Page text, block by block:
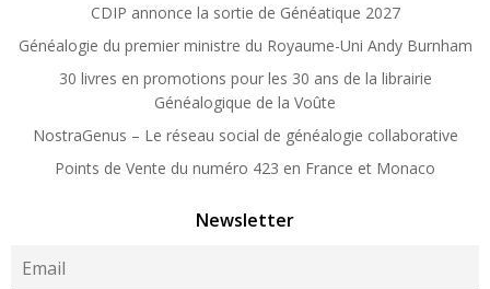
CDIP annonce la sortie de Généatique 2027
Généalogie du premier ministre du Royaume-Uni Andy Burnham
30 livres en promotions pour les 30 ans de la librairie
Généalogique de la Voûte
NostraGenus – Le réseau social de généalogie collaborative
Points de Vente du numéro 423 en France et Monaco
Newsletter